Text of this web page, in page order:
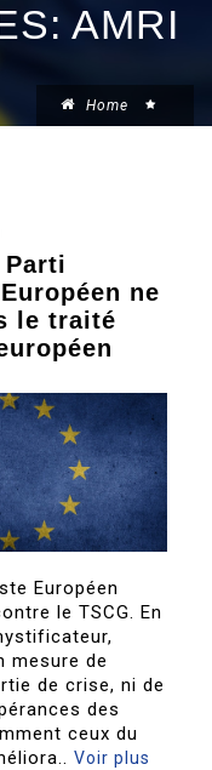
AMRI
Home
ne
le traité
Européen
le TSCG. En
mesure de
de crise, ni de
des
ceux du
Voir plus